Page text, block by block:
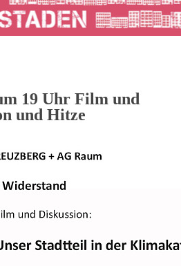
19 Uhr Film und
und Hitze